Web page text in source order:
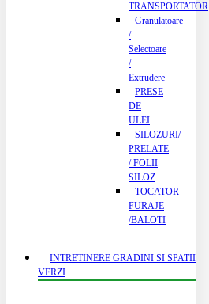
TRANSPORTATOR
Granulatoare
/
Selectoare
/
Extrudere
PRESE
DE
ULEI
SILOZURI/
PRELATE
/ FOLII
SILOZ
TOCATOR
FURAJE
/BALOTI
INTRETINERE GRADINI SI SPATII
VERZI